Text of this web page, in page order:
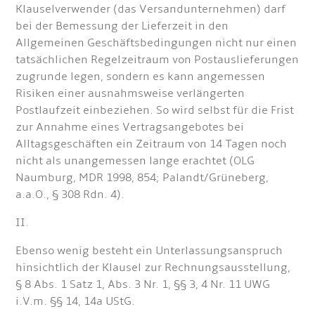
Klauselverwender (das Versandunternehmen) darf
bei der Bemessung der Lieferzeit in den
Allgemeinen Geschäftsbedingungen nicht nur einen
tatsächlichen Regelzeitraum von Postauslieferungen
zugrunde legen, sondern es kann angemessen
Risiken einer ausnahmsweise verlängerten
Postlaufzeit einbeziehen. So wird selbst für die Frist
zur Annahme eines Vertragsangebotes bei
Alltagsgeschäften ein Zeitraum von 14 Tagen noch
nicht als unangemessen lange erachtet (OLG
Naumburg, MDR 1998, 854; Palandt/Grüneberg,
a.a.O., § 308 Rdn. 4).
II.
Ebenso wenig besteht ein Unterlassungsanspruch
hinsichtlich der Klausel zur Rechnungsausstellung,
§ 8 Abs. 1 Satz 1, Abs. 3 Nr. 1, §§ 3, 4 Nr. 11 UWG
i.V.m. §§ 14, 14a UStG.